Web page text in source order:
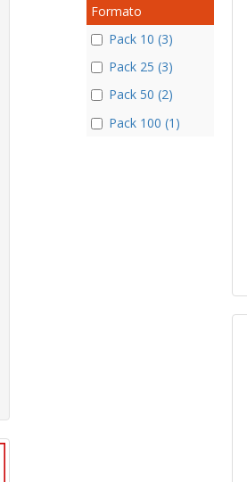
Formato
Pack 10 (3)
Pack 25 (3)
Pack 50 (2)
Pack 100 (1)